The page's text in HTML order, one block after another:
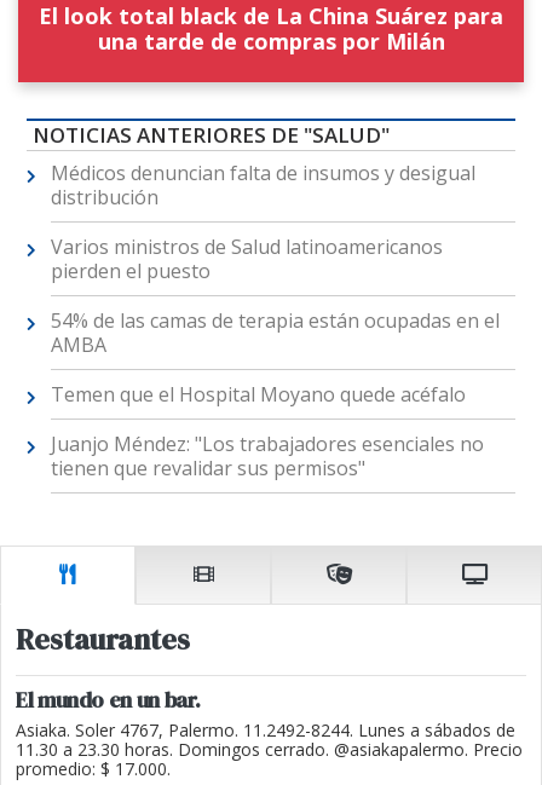
El look total black de La China Suárez para
una tarde de compras por Milán
NOTICIAS ANTERIORES DE "SALUD"
Médicos denuncian falta de insumos y desigual
distribución
Varios ministros de Salud latinoamericanos
pierden el puesto
54% de las camas de terapia están ocupadas en el
AMBA
Temen que el Hospital Moyano quede acéfalo
Juanjo Méndez: "Los trabajadores esenciales no
tienen que revalidar sus permisos"
Restaurantes
El mundo en un bar.
Asiaka. Soler 4767, Palermo. 11.2492-8244. Lunes a sábados de
11.30 a 23.30 horas. Domingos cerrado. @asiakapalermo. Precio
promedio: $ 17.000.